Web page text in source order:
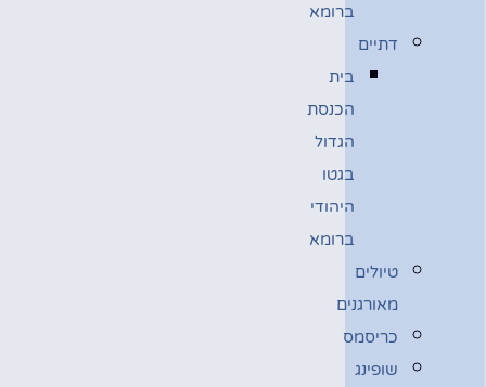
ברומא
דתיים
בית
הכנסת
הגדול
בגטו
היהודי
ברומא
טיולים
מאורגנים
כריסמס
שופינג